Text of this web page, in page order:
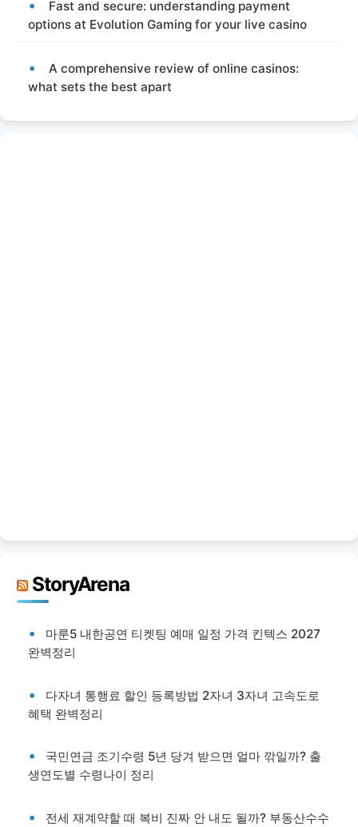
Fast and secure: understanding payment
options at Evolution Gaming for your live casino
A comprehensive review of online casinos:
what sets the best apart
StoryArena
마룬5 내한공연 티켓팅 예매 일정 가격 킨텍스 2027
완벽정리
다자녀 통행료 할인 등록방법 2자녀 3자녀 고속도로
혜택 완벽정리
국민연금 조기수령 5년 당겨 받으면 얼마 깎일까? 출
생연도별 수령나이 정리
전세 재계약할 때 복비 진짜 안 내도 될까? 부동산수수